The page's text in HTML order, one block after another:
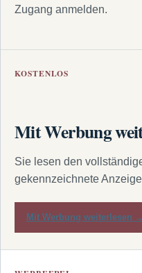
Zugang anmelden.
KOSTENLOS
Mit Werbung
Sie lesen den
gekennzeichnete
Mit Werbung weiterlesen →